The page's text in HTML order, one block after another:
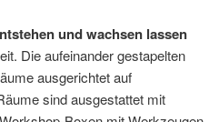
und wachsen lassen
Die aufeinander gestapelten
ausgerichtet auf
sind ausgestattet mit